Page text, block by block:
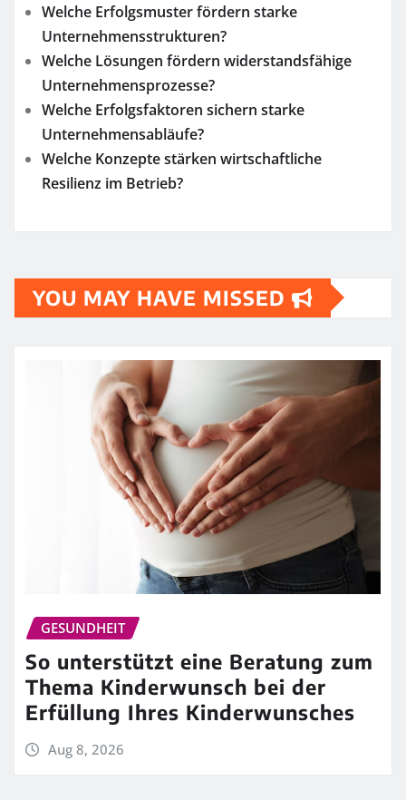
Welche Erfolgsmuster fördern starke
Unternehmensstrukturen?
Welche Lösungen fördern widerstandsfähige
Unternehmensprozesse?
Welche Erfolgsfaktoren sichern starke
Unternehmensabläufe?
Welche Konzepte stärken wirtschaftliche
Resilienz im Betrieb?
YOU MAY HAVE MISSED
GESUNDHEIT
So unterstützt eine Beratung zum
Thema Kinderwunsch bei der
Erfüllung Ihres Kinderwunsches
Aug 8, 2026